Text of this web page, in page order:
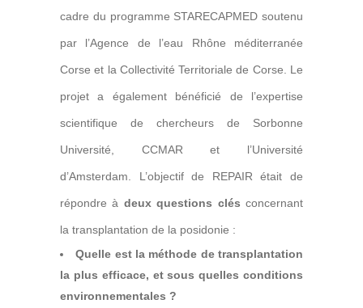
cadre du programme STARECAPMED soutenu
par l’Agence de l’eau Rhône méditerranée
Corse et la Collectivité Territoriale de Corse. Le
projet a également bénéficié de l’expertise
scientifique de chercheurs de Sorbonne
Université, CCMAR et l’Université
d’Amsterdam. L’objectif de REPAIR était de
répondre à deux questions clés concernant
la transplantation de la posidonie :
Quelle est la méthode de transplantation
la plus efficace, et sous quelles conditions
environnementales ?